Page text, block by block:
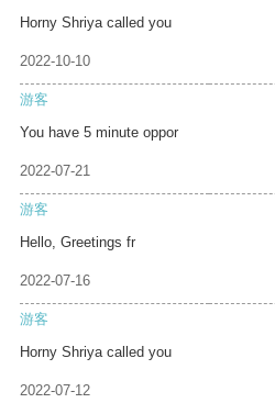
Horny Shriya called you
2022-10-10
游客
You have 5 minute oppor
2022-07-21
游客
Hello, Greetings fr
2022-07-16
游客
Horny Shriya called you
2022-07-12